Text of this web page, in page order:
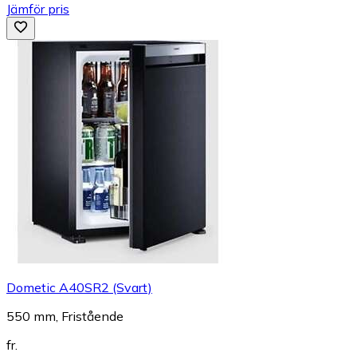
Jämför pris
Dometic A40SR2 (Svart)
550 mm, Fristående
fr.